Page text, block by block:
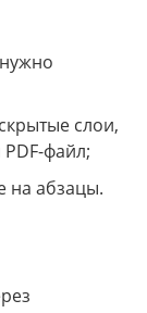
слои,
файл;
на абзацы.